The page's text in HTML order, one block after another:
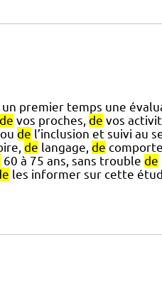
premier temps une
de vos proches, de vos
de l’inclusion et suivi au
de langage, de
60 à 75 ans, sans trouble de
les informer sur cette